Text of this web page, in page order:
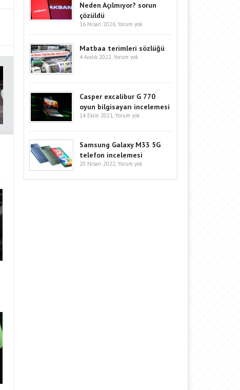
Neden Açılmıyor? sorun
çözüldü
16 Nisan 2026, Yorum yok
Matbaa terimleri sözlüğü
4 Aralık 2022, Yorum yok
Casper excalibur G 770
oyun bilgisayarı incelemesi
14 Ekim 2021, Yorum yok
Samsung Galaxy M33 5G
telefon incelemesi
20 Nisan 2022, Yorum yok